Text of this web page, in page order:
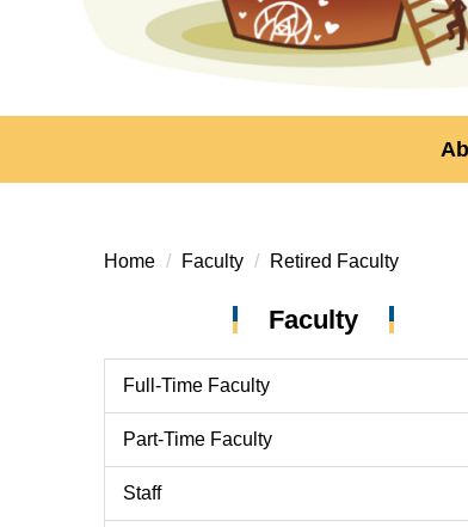
Home Faculty Retired Faculty
Faculty
Full-Time Faculty
Part-Time Faculty
Staff